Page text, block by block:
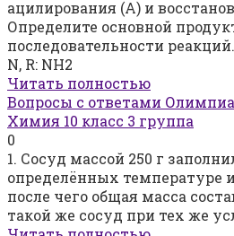
ацилирования (А) и
Определите основной
последовательности
N, R: NH2
Читать полностью
Вопросы с ответами
Химия 10 класс 3 группа
0
1. Сосуд массой 250 г
определённых температуре
после чего общая масса
такой же сосуд при тех же